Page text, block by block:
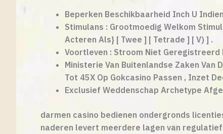
Beperken Beschikbaarheid Inch U
Stimulans : Grootmoedig Welkom
Acteren Als} [ Twee ] [ Tetrade ] [ V) ] .
Voortleven : Stroom Niet Geregistreerd
Ministerie Van Buitenlandse Zaken
Tot 45X Op Gokcasino Passen , Inzet
Exclusief Weddenschap Archetype
darmen casino bedienen ondergronds
naderen levert meerdere lagen van